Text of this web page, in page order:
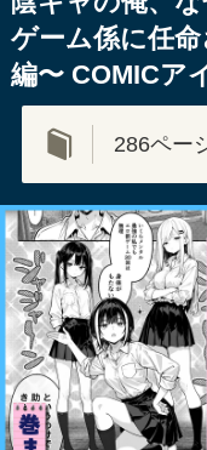
ゲーム係に任
編〜 COMICア
286ペー